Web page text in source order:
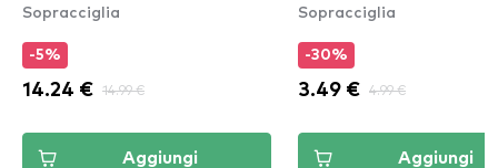
Sopracciglia
-5%
14.24 € 14.99 €
Aggiungi
Sopracciglia
-30%
3.49 € 4.99 €
Aggiungi